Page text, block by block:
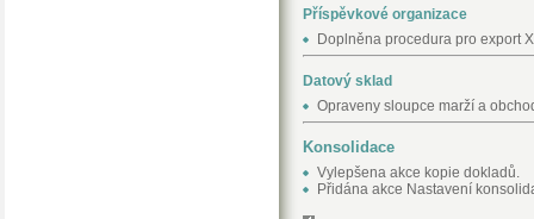
Příspěvkové organizace
Doplněna procedura pro export
Datový sklad
Opraveny sloupce marží a
Konsolidace
Vylepšena akce kopie dokladů.
Přidána akce Nastavení